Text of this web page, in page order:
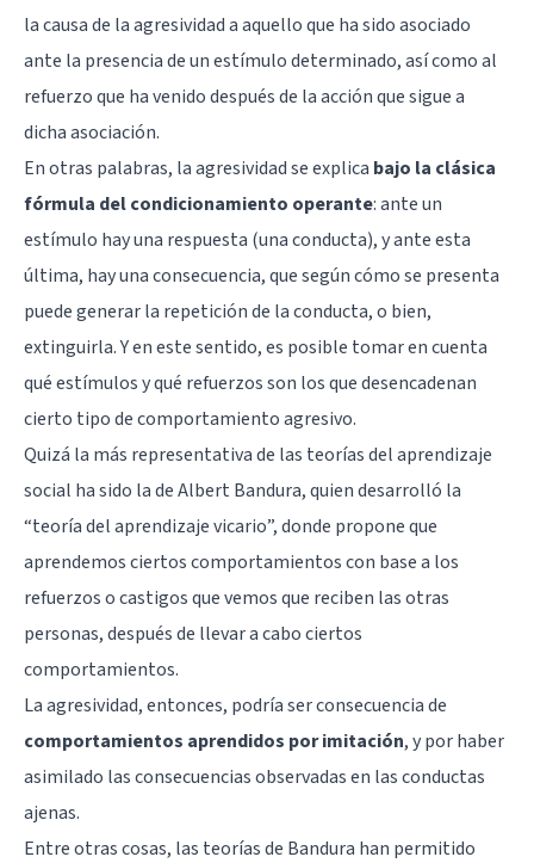
la causa de la agresividad a aquello que ha sido asociado
ante la presencia de un estímulo determinado, así como al
refuerzo que ha venido después de la acción que sigue a
dicha asociación.
En otras palabras, la agresividad se explica bajo la clásica
fórmula del condicionamiento operante: ante un
estímulo hay una respuesta (una conducta), y ante esta
última, hay una consecuencia, que según cómo se presenta
puede generar la repetición de la conducta, o bien,
extinguirla. Y en este sentido, es posible tomar en cuenta
qué estímulos y qué refuerzos son los que desencadenan
cierto tipo de comportamiento agresivo.
Quizá la más representativa de las teorías del aprendizaje
social ha sido la deAlbert Bandura, quien desarrolló la
“teoría del aprendizaje vicario”, donde propone que
aprendemos ciertos comportamientos con base a los
refuerzos o castigos que vemos que reciben las otras
personas, después de llevar a cabo ciertos
comportamientos.
La agresividad, entonces, podría ser consecuencia de
comportamientos aprendidos por imitación, y por haber
asimilado las consecuencias observadas en las conductas
ajenas.
Entre otras cosas, las teorías de Bandura han permitido